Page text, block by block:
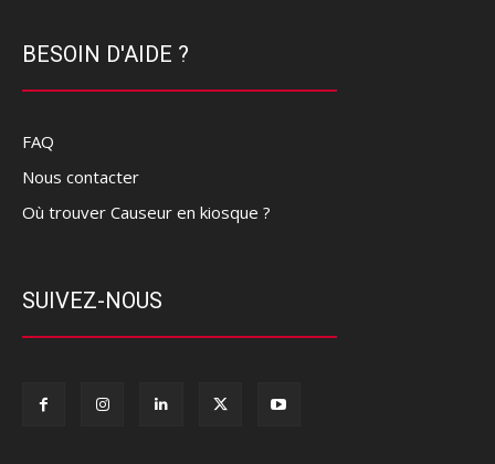
BESOIN D'AIDE ?
FAQ
Nous contacter
Où trouver Causeur en kiosque ?
SUIVEZ-NOUS